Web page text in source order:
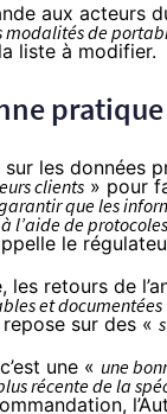
aux acteurs
modalités de
liste à modifier.
sur les données
clients » pour
que les
l’aide de
le
les retours de
et documentées
sur des «
une « une
récente de la